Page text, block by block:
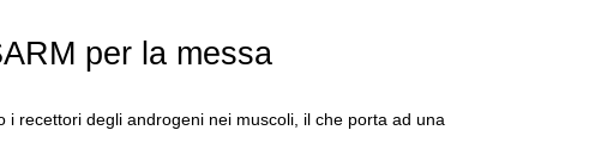
per la messa
i recettori degli androgeni nei muscoli, il che porta ad una